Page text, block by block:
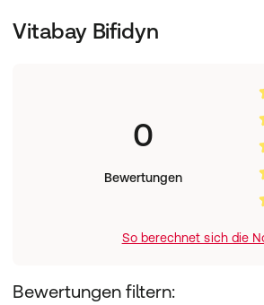
Vitabay Bifidyn
0
Bewertungen
So berechnet sich die
Bewertungen filtern: